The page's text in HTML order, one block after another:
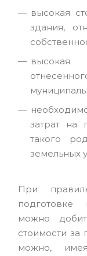
высокая
здания,
затрат на
такого
земельных
При
подготовке
можно
стоимости
можно,